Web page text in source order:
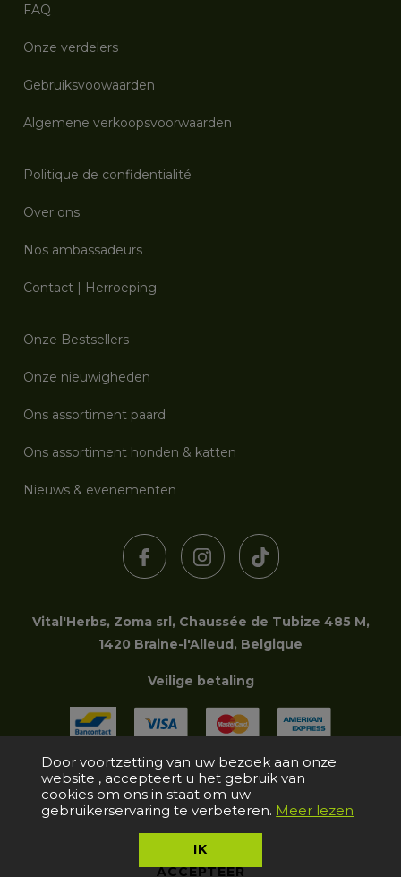
FAQ
Onze verdelers
Gebruiksvoowaarden
Algemene verkoopsvoorwaarden
Politique de confidentialité
Over ons
Nos ambassadeurs
Contact | Herroeping
Onze Bestsellers
Onze nieuwigheden
Ons assortiment paard
Ons assortiment honden & katten
Nieuws & evenementen
Vital'Herbs, Zoma srl, Chaussée de Tubize 485 M,
1420 Braine-l'Alleud, Belgique
Veilige betaling
Copyright © 2006-2026 Zoma srl | Tous droits réservés
Door voortzetting van uw bezoek aan onze
website , accepteert u het gebruik van
cookies om ons in staat om uw
gebruikerservaring te verbeteren. Meer lezen
IK
ACCEPTEER